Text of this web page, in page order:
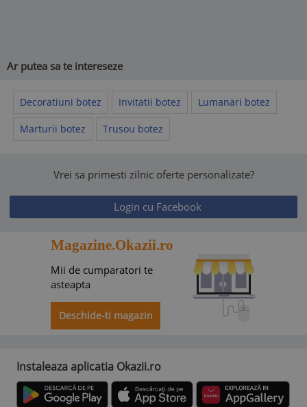
Ar putea sa te intereseze
Decoratiuni botez Invitatii botez Lumanari botez
Marturii botez Trusou botez
Vrei sa primesti zilnic oferte personalizate?
Login cu Facebook
Magazine.Okazii.ro
Mii de cumparatori te
asteapta
Deschide-ti magazin
Instaleaza aplicatia Okazii.ro